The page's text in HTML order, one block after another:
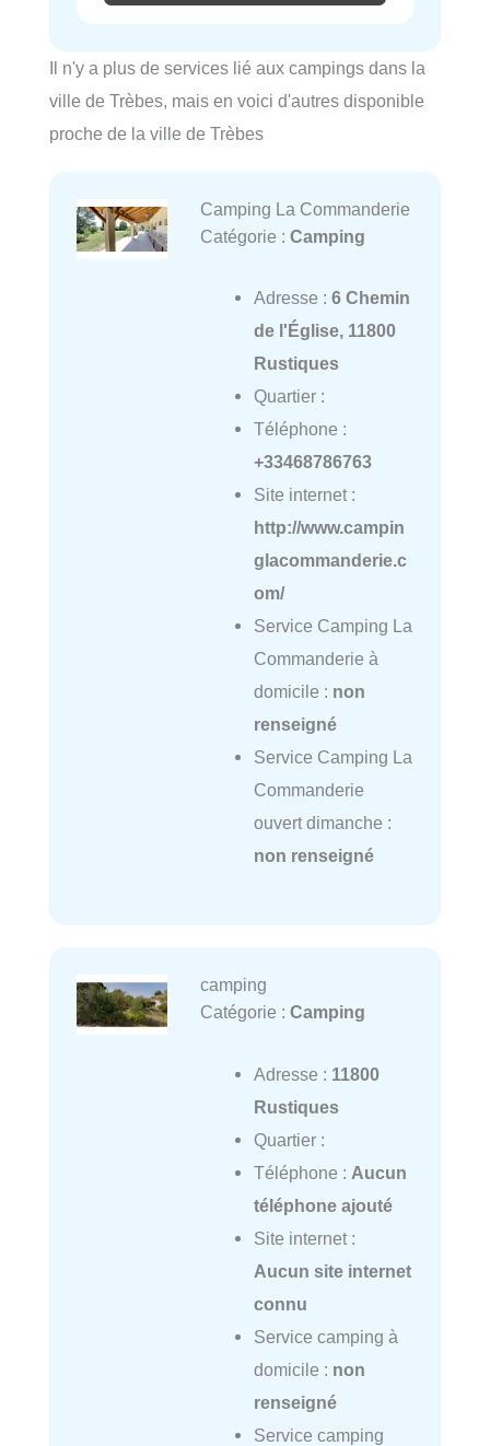
Il n'y a plus de services lié aux campings dans la
ville de Trèbes, mais en voici d'autres disponible
proche de la ville de Trèbes
Camping La Commanderie
Catégorie : Camping
Adresse : 6 Chemin
de l'Église, 11800
Rustiques
Quartier :
Téléphone :
+33468786763
Site internet :
http://www.campin
glacommanderie.c
om/
Service Camping La
Commanderie à
domicile : non
renseigné
Service Camping La
Commanderie
ouvert dimanche :
non renseigné
camping
Catégorie : Camping
Adresse : 11800
Rustiques
Quartier :
Téléphone : Aucun
téléphone ajouté
Site internet :
Aucun site internet
connu
Service camping à
domicile : non
renseigné
Service camping